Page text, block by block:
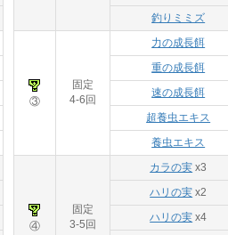
釣りミミズ
③
固定
4-6回
力の成長餌
重の成長餌
速の成長餌
超養虫エキス
養虫エキス
④
固定
3-5回
カラの実 x3
ハリの実 x2
ハリの実 x4